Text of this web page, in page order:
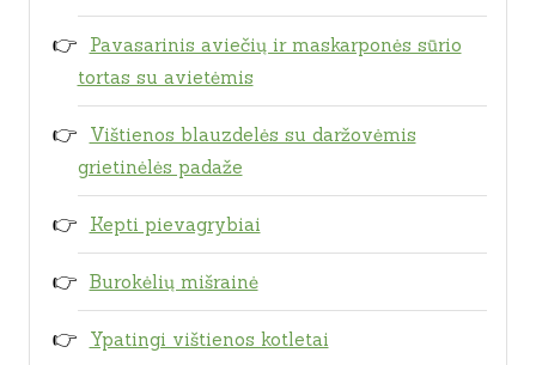
Pavasarinis aviečių ir maskarponės sūrio
tortas su avietėmis
Vištienos blauzdelės su daržovėmis
grietinėlės padaže
Kepti pievagrybiai
Burokėlių mišrainė
Ypatingi vištienos kotletai